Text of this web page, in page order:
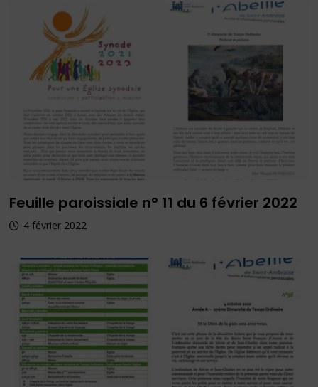
Feuille paroissiale n° 11 du 6 février 2022
4 février 2022